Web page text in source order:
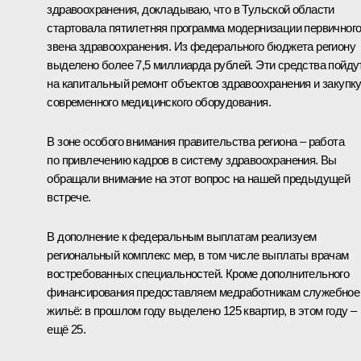
здравоохранения, докладываю, что в Тульской области
стартовала пятилетняя программа модернизации первичного
звена здравоохранения. Из федерального бюджета региону
выделено более 7,5 миллиарда рублей. Эти средства
на капитальный ремонт объектов здравоохранения и закупку
современного медицинского оборудования.
В зоне особого внимания правительства региона – работа
по привлечению кадров в систему здравоохранения. Вы
обращали внимание на этот вопрос на нашей предыдущей
встрече.
В дополнение к федеральным выплатам реализуем
региональный комплекс мер, в том числе выплаты врачам
востребованных специальностей. Кроме дополнительного
финансирования предоставляем медработникам служебное
жильё: в прошлом году выделено 125 квартир, в этом году –
ещё 25.